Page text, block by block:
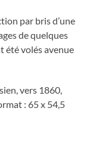
par bris d’une
de quelques
été volés avenue
vers 1860,
: 65 x 54,5